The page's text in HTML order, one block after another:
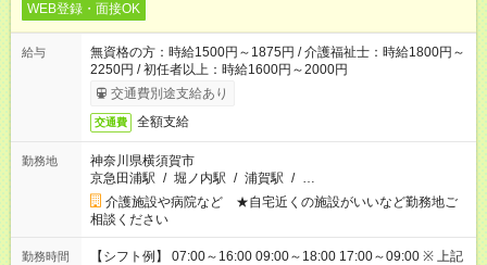
WEB登録・面接OK
給与
無資格の方：時給1500円～1875円 / 介護福祉士：時給1800円～
2250円 / 初任者以上：時給1600円～2000円
交通費別途支給あり
交通費 全額支給
勤務地
神奈川県横須賀市
京急田浦駅 / 堀ノ内駅 / 浦賀駅 / …
介護施設や病院など ★自宅近くの施設がいいなど勤務地ご
相談ください
勤務時間
【シフト例】 07:00～16:00 09:00～18:00 17:00～09:00 ※ 上記